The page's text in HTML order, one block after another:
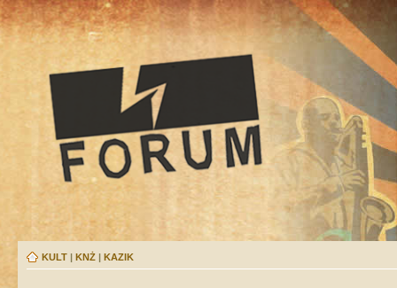
KULT | KNŻ | KAZIK